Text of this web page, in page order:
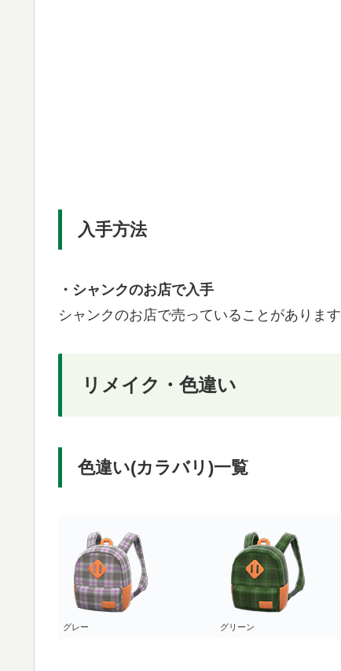
入手方法
・シャンクのお店で入手
シャンクのお店で売っていることがあります
リメイク・色違い
色違い(カラバリ)一覧
グレー グリーン